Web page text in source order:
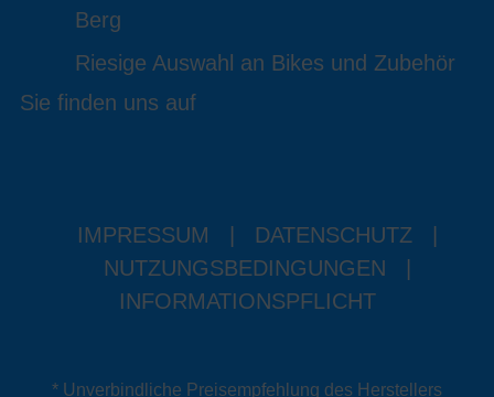
Berg
Riesige Auswahl an Bikes und Zubehör
Sie finden uns auf
IMPRESSUM DATENSCHUTZ
NUTZUNGSBEDINGUNGEN
INFORMATIONSPFLICHT
* Unverbindliche Preisempfehlung des Herstellers